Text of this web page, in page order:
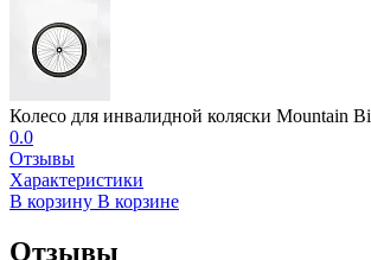
Колесо для инвалидной коляски Mountain
0.0
Отзывы
Характеристики
В корзину В корзине
Отзывы